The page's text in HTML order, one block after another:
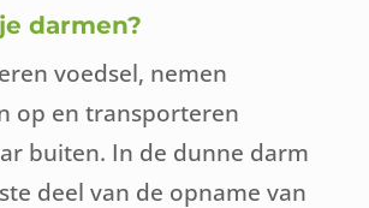
darmen?
voedsel, nemen
op en transporteren
buiten. In de dunne darm
deel van de opname van